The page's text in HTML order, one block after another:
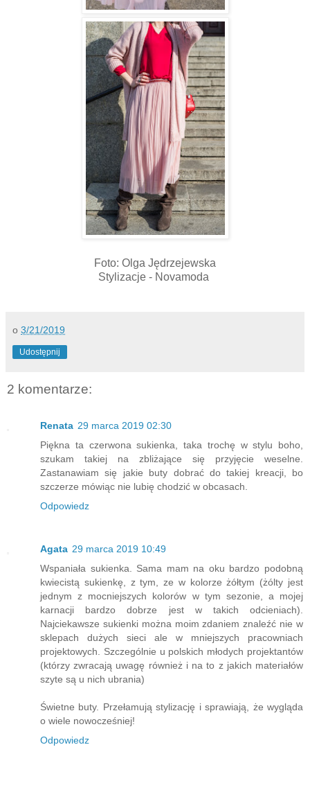
Foto: Olga Jędrzejewska
Stylizacje - Novamoda
o 3/21/2019
Udostępnij
2 komentarze:
Renata 29 marca 2019 02:30
Piękna ta czerwona sukienka, taka trochę w stylu boho,
szukam takiej na zbliżające się przyjęcie weselne.
Zastanawiam się jakie buty dobrać do takiej kreacji, bo
szczerze mówiąc nie lubię chodzić w obcasach.
Odpowiedz
Agata 29 marca 2019 10:49
Wspaniała sukienka. Sama mam na oku bardzo podobną
kwiecistą sukienkę, z tym, ze w kolorze żółtym (żólty jest
jednym z mocniejszych kolorów w tym sezonie, a mojej
karnacji bardzo dobrze jest w takich odcieniach).
Najciekawsze sukienki można moim zdaniem znaleźć nie w
sklepach dużych sieci ale w mniejszych pracowniach
projektowych. Szczególnie u polskich młodych projektantów
(którzy zwracają uwagę również i na to z jakich materiałów
szyte są u nich ubrania)
Świetne buty. Przełamują stylizację i sprawiają, że wygląda
o wiele nowocześniej!
Odpowiedz